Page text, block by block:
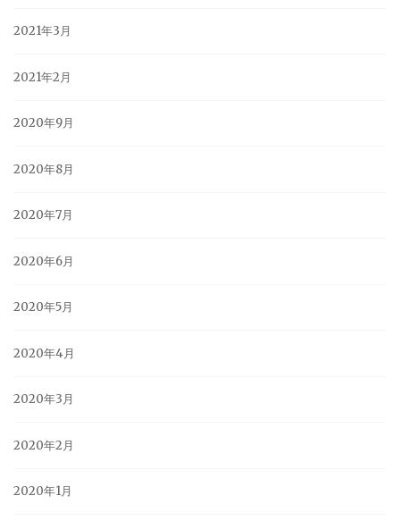
2021年3月
2021年2月
2020年9月
2020年8月
2020年7月
2020年6月
2020年5月
2020年4月
2020年3月
2020年2月
2020年1月